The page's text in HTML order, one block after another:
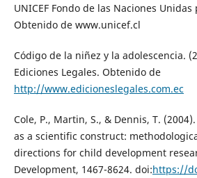
UNICEF Fondo de las Naciones
Obtenido de www.unicef.cl
Código de la niñez y la adolescencia.
Ediciones Legales. Obtenido de
http://www.edicioneslegales.com.ec
Cole, P., Martin, S., & Dennis, T.
as a scientific construct:
directions for child development
Development, 1467-8624. doi:https://